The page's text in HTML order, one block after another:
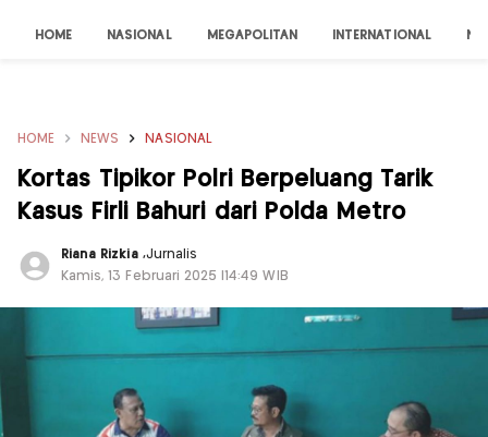
HOME NASIONAL MEGAPOLITAN INTERNATIONAL
HOME NEWS NASIONAL
Kortas Tipikor Polri Berpeluang Tarik
Kasus Firli Bahuri dari Polda Metro
Riana Rizkia ,Jurnalis
Kamis, 13 Februari 2025 |14:49 WIB